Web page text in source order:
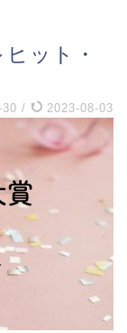
ット・
/ 2023-08-03